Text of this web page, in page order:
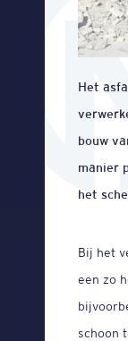
Het
bouw
manier
het
Bij het
een zo
schoon